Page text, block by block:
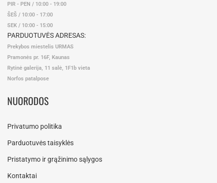
PIR - PEN / 10:00 - 19:00
ŠEŠ / 10:00 - 17:00
SEK / 10:00 - 15:00
PARDUOTUVĖS ADRESAS:
Prekybos miestelis URMAS
Pramonės pr. 16F, Kaunas
Rytinė galerija, 11 salė, 1F1b vieta
Norfos patalpose
NUORODOS
Privatumo politika
Parduotuvės taisyklės
Pristatymo ir grąžinimo sąlygos
Kontaktai